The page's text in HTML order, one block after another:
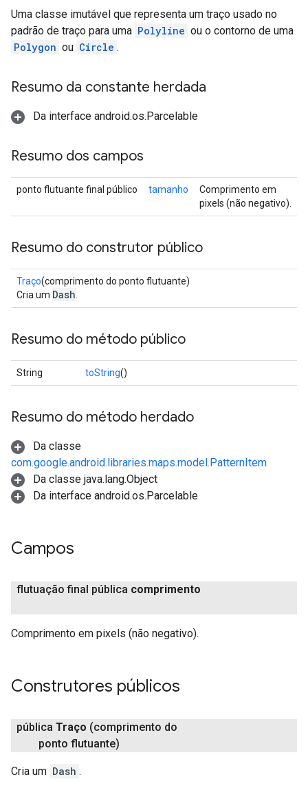
Uma classe imutável que representa um traço usado no
padrão de traço para uma Polyline ou o contorno de uma
Polygon ou Circle .
Resumo da constante herdada
Da interface android.os.Parcelable
Resumo dos campos
ponto flutuante final público tamanho
Comprimento em
pixels (não negativo).
Resumo do construtor público
Traço(comprimento do ponto flutuante)
Cria um Dash
Resumo do método público
String toString()
Resumo do método herdado
Da classe
com.google.android.libraries.maps.model.PatternItem
Da classe java.lang.Object
Da interface android.os.Parcelable
Campos
flutuação final pública comprimento
Comprimento em pixels (não negativo).
Construtores públicos
pública Traço (comprimento do
ponto flutuante)
Cria um Dash .